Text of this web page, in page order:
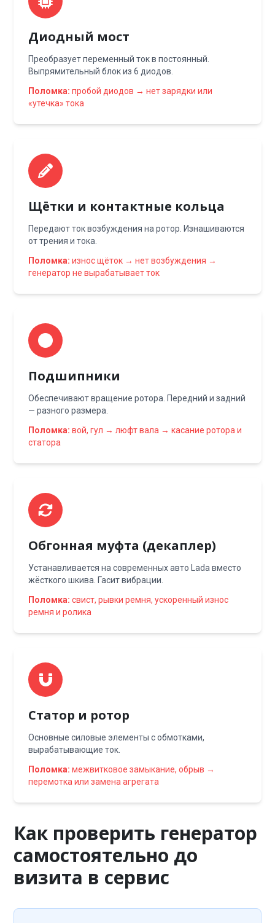
Диодный мост
Преобразует переменный ток в постоянный.
Выпрямительный блок из 6 диодов.
Поломка: пробой диодов → нет зарядки или
«утечка» тока
Щётки и контактные кольца
Передают ток возбуждения на ротор. Изнашиваются
от трения и тока.
Поломка: износ щёток → нет возбуждения →
генератор не вырабатывает ток
Подшипники
Обеспечивают вращение ротора. Передний и задний
— разного размера.
Поломка: вой, гул → люфт вала → касание ротора и
статора
Обгонная муфта (декаплер)
Устанавливается на современных авто Lada вместо
жёсткого шкива. Гасит вибрации.
Поломка: свист, рывки ремня, ускоренный износ
ремня и ролика
Статор и ротор
Основные силовые элементы с обмотками,
вырабатывающие ток.
Поломка: межвитковое замыкание, обрыв →
перемотка или замена агрегата
Как проверить генератор
самостоятельно до
визита в сервис